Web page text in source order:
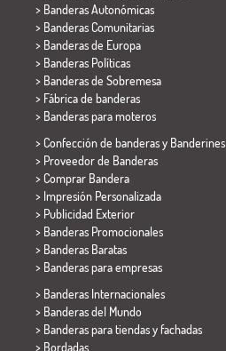
> Banderas Autonómicas
> Banderas Comunitarias
> Banderas de Europa
> Banderas Políticas
> Banderas de Sobremesa
> Fábrica de banderas
> Banderas para moteros
> Confección de banderas y Banderines
> Proveedor de Banderas
> Comprar Bandera
> Impresión Personalizada
> Publicidad Exterior
> Banderas Promocionales
> Banderas Baratas
> Banderas para empresas
> Banderas Internacionales
> Banderas del Mundo
> Banderas para tiendas y fachadas
> Bordadas